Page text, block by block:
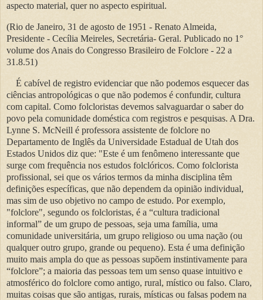
aspecto material, quer no aspecto espiritual.
(Rio de Janeiro, 31 de agosto de 1951 - Renato Almeida,
Presidente - Cecília Meireles, Secretária- Geral. Publicado no 1°
volume dos Anais do Congresso Brasileiro de Folclore - 22 a
31.8.51)
É cabível de registro evidenciar que não podemos esquecer das
ciências antropológicas o que não podemos é confundir, cultura
com capital. Como folcloristas devemos salvaguardar o saber do
povo pela comunidade doméstica com registros e pesquisas. A Dra.
Lynne S. McNeill é professora assistente de folclore no
Departamento de Inglês da Universidade Estadual de Utah dos
Estados Unidos diz que: "Este é um fenômeno interessante que
surge com frequência nos estudos folclóricos. Como folclorista
profissional, sei que os vários termos da minha disciplina têm
definições específicas, que não dependem da opinião individual,
mas sim de uso objetivo no campo de estudo. Por exemplo,
"folclore", segundo os folcloristas, é a “cultura tradicional
informal” de um grupo de pessoas, seja uma família, uma
comunidade universitária, um grupo religioso ou uma nação (ou
qualquer outro grupo, grande ou pequeno). Esta é uma definição
muito mais ampla do que as pessoas supõem instintivamente para
“folclore”; a maioria das pessoas tem um senso quase intuitivo e
atmosférico do folclore como antigo, rural, místico ou falso. Claro,
muitas coisas que são antigas, rurais, místicas ou falsas podem na